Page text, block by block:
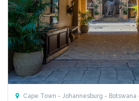
Cape Town - Johannesburg -